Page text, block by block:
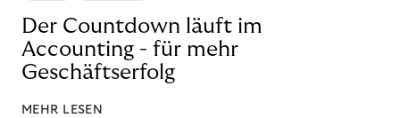
Der Countdown läuft im
Accounting - für mehr
Geschäftserfolg
MEHR LESEN